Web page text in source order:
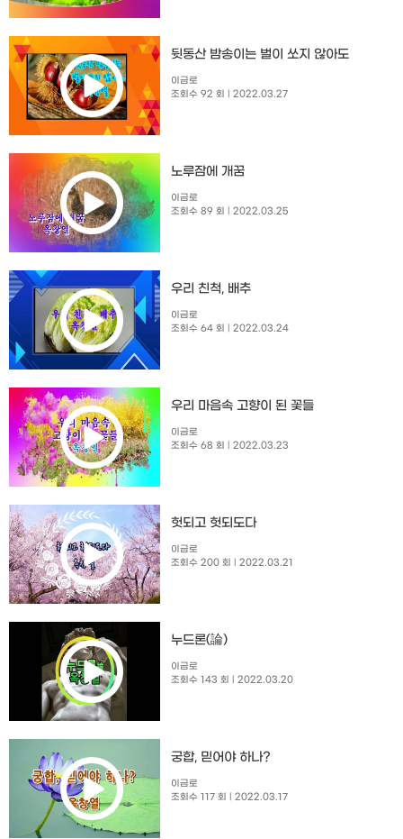
뒷동산 밤송이는 벌이 쏘지 않아도
이금로
조회수 92 회
| 2022.03.27
노루잠에 개꿈
이금로
조회수 89 회
| 2022.03.25
우리 친척, 배추
이금로
조회수 64 회
| 2022.03.24
우리 마음속 고향이 된 꽃들
이금로
조회수 68 회
| 2022.03.23
헛되고 헛되도다
이금로
조회수 200 회
| 2022.03.21
누드론(論)
이금로
조회수 143 회
| 2022.03.20
궁합, 믿어야 하나?
이금로
조회수 117 회
| 2022.03.17